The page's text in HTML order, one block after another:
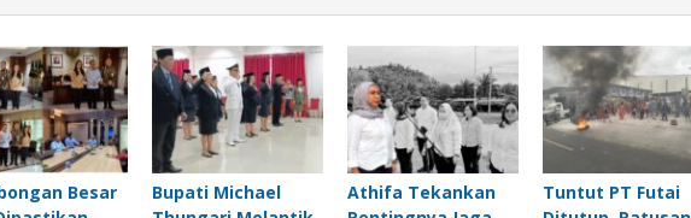
Besar
Bupati Michael
Athifa Tekankan
Tuntut PT Futai